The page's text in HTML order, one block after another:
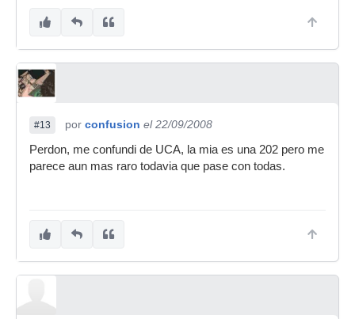
#13 por confusion el 22/09/2008
Perdon, me confundi de UCA, la mia es una 202 pero me
parece aun mas raro todavia que pase con todas.